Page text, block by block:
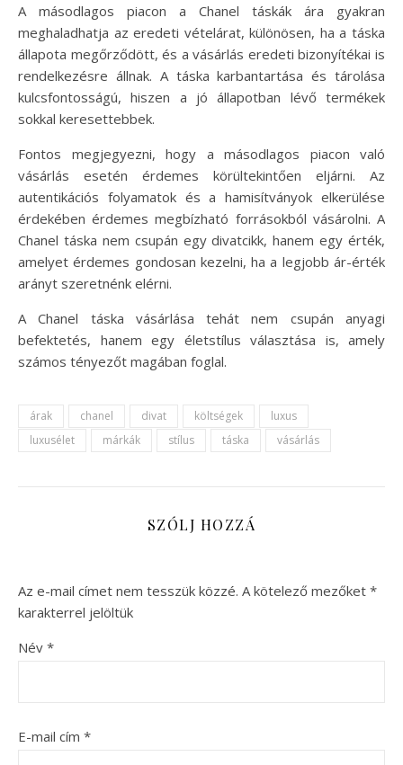
A másodlagos piacon a Chanel táskák ára gyakran
meghaladhatja az eredeti vételárat, különösen, ha a táska
állapota megőrződött, és a vásárlás eredeti bizonyítékai is
rendelkezésre állnak. A táska karbantartása és tárolása
kulcsfontosságú, hiszen a jó állapotban lévő termékek
sokkal keresettebbek.
Fontos megjegyezni, hogy a másodlagos piacon való
vásárlás esetén érdemes körültekintően eljárni. Az
autentikációs folyamatok és a hamisítványok elkerülése
érdekében érdemes megbízható forrásokból vásárolni. A
Chanel táska nem csupán egy divatcikk, hanem egy érték,
amelyet érdemes gondosan kezelni, ha a legjobb ár-érték
arányt szeretnénk elérni.
A Chanel táska vásárlása tehát nem csupán anyagi
befektetés, hanem egy életstílus választása is, amely
számos tényezőt magában foglal.
árak chanel divat költségek
luxus
luxusélet
márkák stílus táska vásárlás
SZÓLJ HOZZÁ
Az e-mail címet nem tesszük közzé. A kötelező mezőket *
karakterrel jelöltük
Név *
E-mail cím *